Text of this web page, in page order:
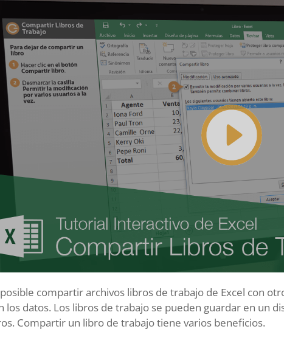
posible compartir archivos libros de trabajo de Excel con
los datos. Los libros de trabajo se pueden guardar en un
Compartir un libro de trabajo tiene varios beneficios.